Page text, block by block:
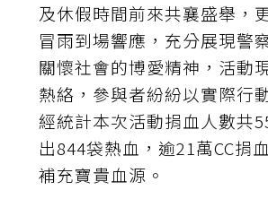
及休假時間前來共襄盛舉，
冒雨到場響應，充分展現警
關懷社會的博愛精神，活動
熱絡，參與者紛紛以實際行
經統計本次活動捐血人數共
出844袋熱血，逾21萬CC捐
補充寶貴血源。